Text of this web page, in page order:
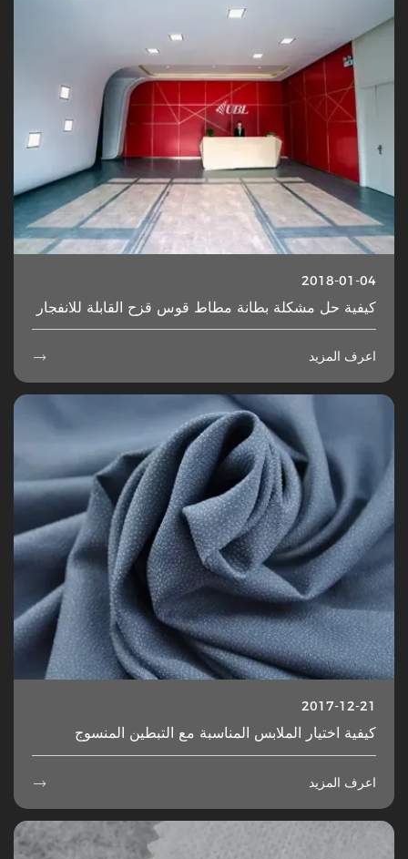
2018-01-04
كيفية حل مشكلة بطانة مطاط قوس قزح القابلة للانفجار
اعرف المزيد 
2017-12-21
كيفية اختيار الملابس المناسبة مع التبطين المنسوج
اعرف المزيد 